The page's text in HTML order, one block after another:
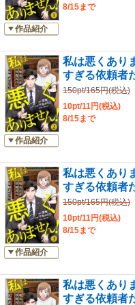
作品紹介
8/15まで
作品紹介
私は悪くあり
すぎる依頼者
150pt/165円(税込)
10pt/11円(税込)
8/15まで
作品紹介
私は悪くあり
すぎる依頼者
150pt/165円(税込)
10pt/11円(税込)
8/15まで
私は悪くあり
すぎる依頼者